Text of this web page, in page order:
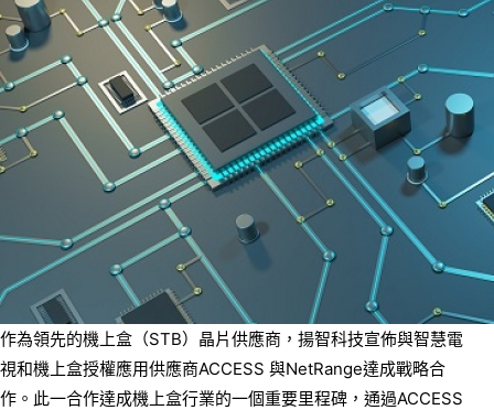
作為領先的機上盒（STB）晶片供應商，揚智科技宣佈與智慧電
視和機上盒授權應用供應商ACCESS 與NetRange達成戰略合
作。此一合作達成機上盒行業的一個重要里程碑，通過ACCESS